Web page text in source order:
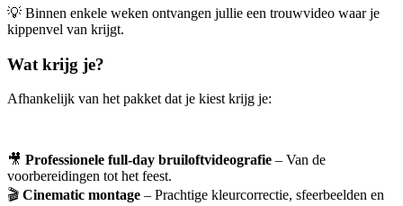
💡 Binnen enkele weken ontvangen jullie een trouwvideo waar je
kippenvel van krijgt.
Wat krijg je?
Afhankelijk van het pakket dat je kiest krijg je:
🎥 Professionele full-day bruiloftvideografie – Van de
voorbereidingen tot het feest.
🎬 Cinematic montage – Prachtige kleurcorrectie, sfeerbeelden en